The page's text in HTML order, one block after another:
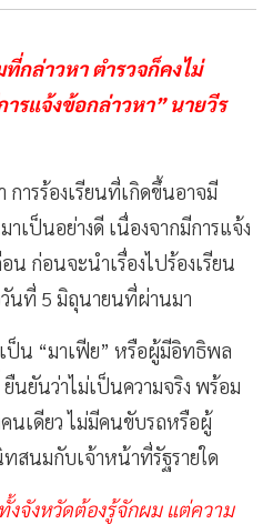
กล่าวหา ตำรวจก็คงไม่
รแจ้งข้อกล่าวหา” นายวีร
การร้องเรียนที่เกิดขึ้นอาจมี
าเป็นอย่างดี เนื่องจากมีการแจ้ง
ก่อนจะนำเรื่องไปร้องเรียน
นที่ 5 มิถุนายนที่ผ่านมา
ป็น “มาเฟีย” หรือผู้มีอิทธิพล
นยันว่าไม่เป็นความจริง พร้อม
นเดียว ไม่มีคนขับรถหรือผู้
สนมกับเจ้าหน้าที่รัฐรายใด
งจังหวัดต้องรู้จักผม แต่ความ